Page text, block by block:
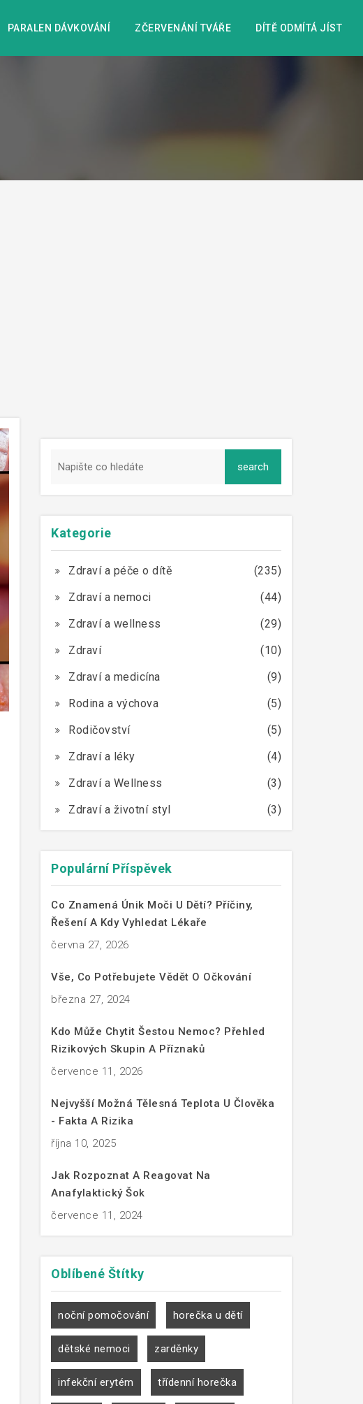
PARALEN DÁVKOVÁNÍ ZČERVENÁNÍ TVÁŘE DÍTĚ ODMÍTÁ JÍST
Kategorie
Zdraví a péče o dítě
(235)
Zdraví a nemoci
(44)
Zdraví a wellness
(29)
Zdraví
(10)
Zdraví a medicína
(9)
Rodina a výchova
(5)
Rodičovství
(5)
Zdraví a léky
(4)
Zdraví a Wellness
(3)
Zdraví a životní styl
(3)
Populární Příspěvek
Co Znamená Únik Moči U Dětí? Příčiny,
Řešení A Kdy Vyhledat Lékaře
června 27, 2026
Vše, Co Potřebujete Vědět O Očkování
března 27, 2024
Kdo Může Chytit Šestou Nemoc? Přehled
Rizikových Skupin A Příznaků
července 11, 2026
Nejvyšší Možná Tělesná Teplota U Člověka
- Fakta A Rizika
října 10, 2025
Jak Rozpoznat A Reagovat Na
Anafylaktický Šok
července 11, 2024
Oblíbené Štítky
noční pomočování horečka u dětí
dětské nemoci zarděnky
infekční erytém třídenní horečka